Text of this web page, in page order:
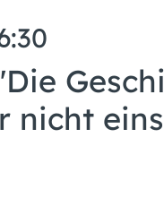
nicht